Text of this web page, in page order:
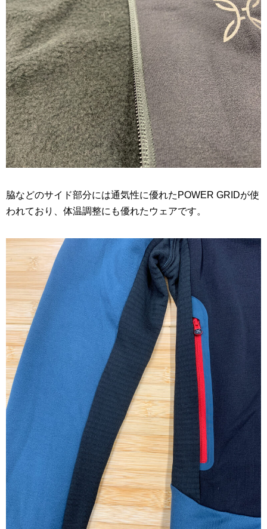
脇などのサイド部分には通気性に優れたPOWER GRIDが使
われており、体温調整にも優れたウェアです。